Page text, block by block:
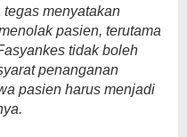
menyatakan
pasien, terutama
tidak boleh
penanganan
pasien harus menjadi